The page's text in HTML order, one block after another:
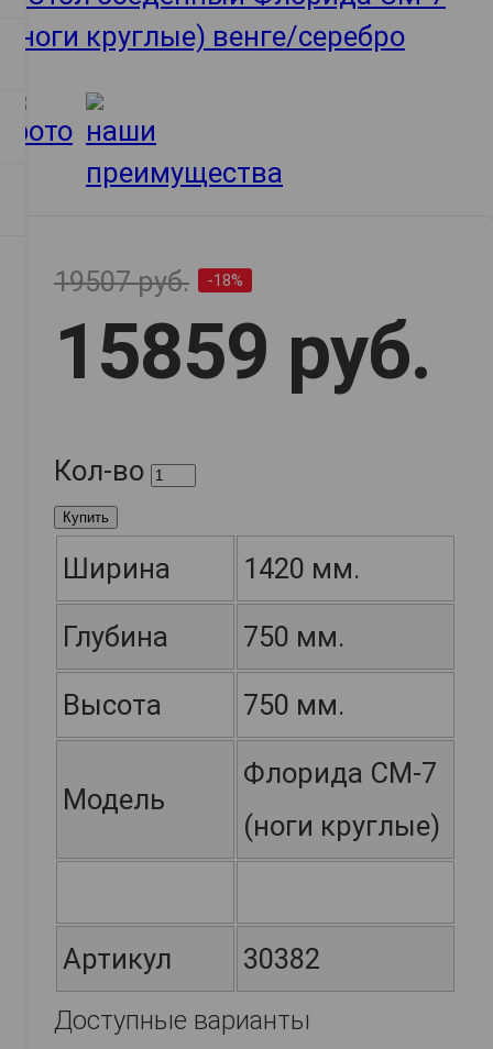
19507 руб. -18%
15859 руб.
Кол-во
Купить
Ширина 1420 мм.
Глубина 750 мм.
Высота 750 мм.
Модель
Флорида СМ-7
(ноги круглые)
Артикул 30382
Доступные варианты